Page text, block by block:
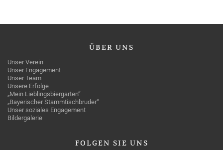
ÜBER UNS
Unser Verein
Unser Engagement
Unser Team
Unsere Erfolge
„Mein Lieblingsbiergarten“
„Bayerischer Stammtischbruder“
Unser soziales Engagement
Bildergalerie
FOLGEN SIE UNS